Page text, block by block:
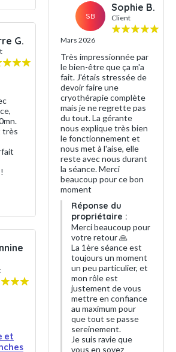
G.
très
et
SB
Sophie B.
Client
Mars 2026
Très impressionnée par
le bien-être que ça m'a
fait. J'étais stressée de
devoir faire une
cryothérapie complète
mais je ne regrette pas
du tout. La gérante
nous explique très bien
le fonctionnement et
nous met à l'aise, elle
reste avec nous durant
la séance. Merci
beaucoup pour ce bon
moment
Réponse du
propriétaire :
Merci beaucoup pour
votre retour 🙏
La 1ère séance est
toujours un moment
un peu particulier, et
mon rôle est
justement de vous
mettre en confiance
au maximum pour
que tout se passe
sereinement.
Je suis ravie que
vous en soyez